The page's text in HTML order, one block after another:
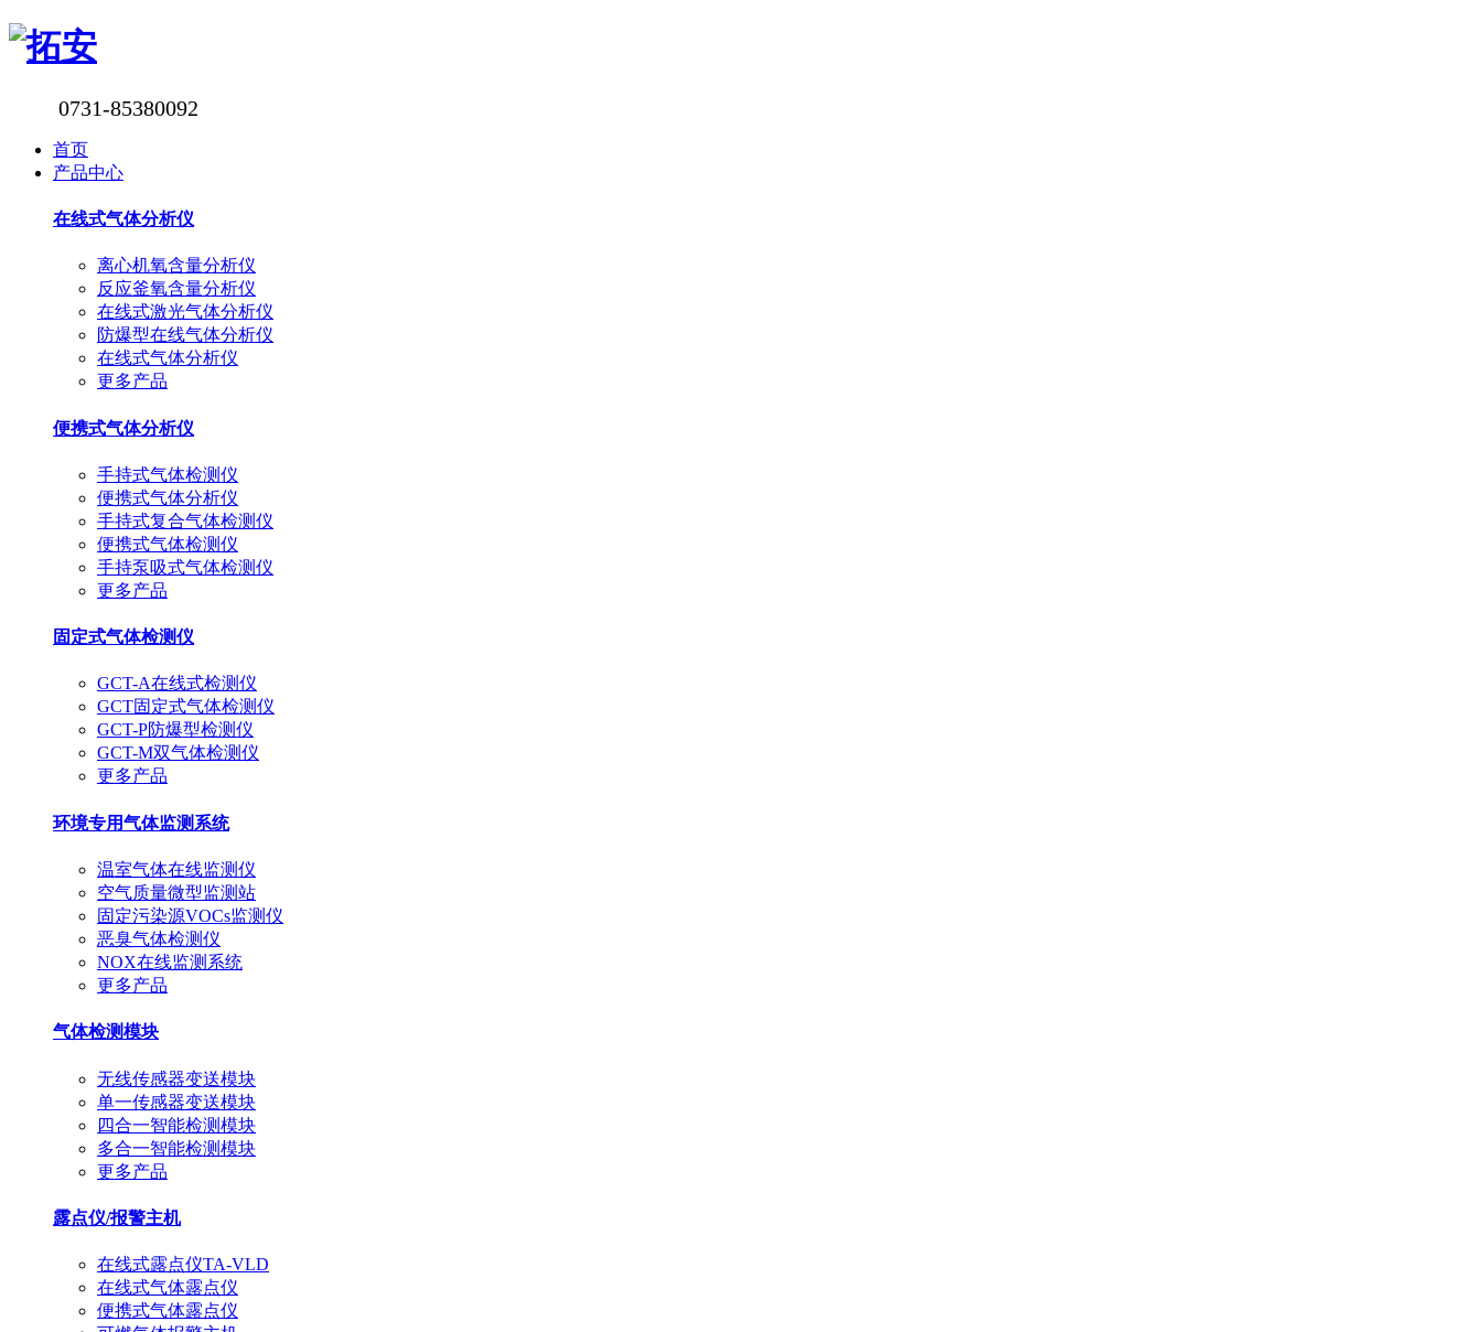
0731-85380092
首页
产品中心
在线式气体分析仪
离心机氧含量分析仪
反应釜氧含量分析仪
在线式激光气体分析仪
防爆型在线气体分析仪
在线式气体分析仪
更多产品
便携式气体分析仪
手持式气体检测仪
便携式气体分析仪
手持式复合气体检测仪
便携式气体检测仪
手持泵吸式气体检测仪
更多产品
固定式气体检测仪
GCT-A在线式检测仪
GCT固定式气体检测仪
GCT-P防爆型检测仪
GCT-M双气体检测仪
更多产品
环境专用气体监测系统
温室气体在线监测仪
空气质量微型监测站
固定污染源VOCs监测仪
恶臭气体检测仪
NOX在线监测系统
更多产品
气体检测模块
无线传感器变送模块
单一传感器变送模块
四合一智能检测模块
多合一智能检测模块
更多产品
露点仪/报警主机
在线式露点仪TA-VLD
在线式气体露点仪
便携式气体露点仪